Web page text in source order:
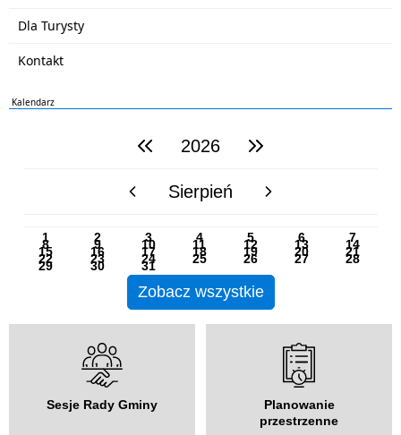
Dla Turysty
Kontakt
Kalendarz
poprzedni rok2026 następny rok
poprzedni miesiącSierpień następny miesiąc
1 2 3 4 5 6 7
8 9 10 11 12 13 14
15 16 17 18 19 20 21
22 23 24 25 26 27 28
29 30 31
Zobacz wszystkie
Sesje Rady Gminy
Planowanie
przestrzenne